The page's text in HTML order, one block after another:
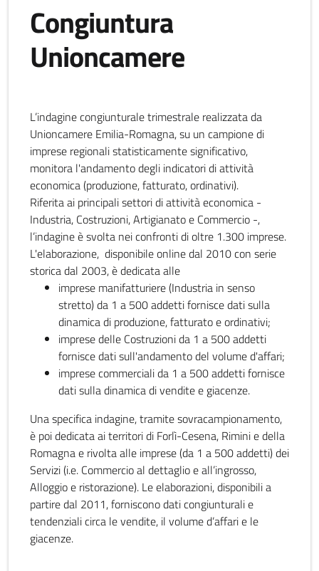
Congiuntura
Unioncamere
L’indagine congiunturale trimestrale realizzata da
Unioncamere Emilia-Romagna, su un campione di
imprese regionali statisticamente significativo,
monitora l'andamento degli indicatori di attività
economica (produzione, fatturato, ordinativi).
Riferita ai principali settori di attività economica -
Industria, Costruzioni, Artigianato e Commercio -,
l’indagine è svolta nei confronti di oltre 1.300 imprese.
L'elaborazione, disponibile online dal 2010 con serie
storica dal 2003, è dedicata alle
imprese manifatturiere (Industria in senso
stretto) da 1 a 500 addetti fornisce dati sulla
dinamica di produzione, fatturato e ordinativi;
imprese delle Costruzioni da 1 a 500 addetti
fornisce dati sull'andamento del volume d'affari;
imprese commerciali da 1 a 500 addetti fornisce
dati sulla dinamica di vendite e giacenze.
Una specifica indagine, tramite sovracampionamento,
è poi dedicata ai territori di Forlì-Cesena, Rimini e della
Romagna e rivolta alle imprese (da 1 a 500 addetti) dei
Servizi (i.e. Commercio al dettaglio e all’ingrosso,
Alloggio e ristorazione). Le elaborazioni, disponibili a
partire dal 2011, forniscono dati congiunturali e
tendenziali circa le vendite, il volume d’affari e le
giacenze.